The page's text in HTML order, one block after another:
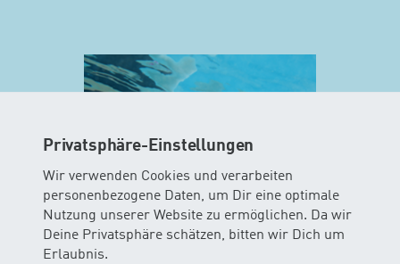
Privatsphäre-Einstellungen
Wir verwenden Cookies und verarbeiten
personenbezogene Daten, um Dir eine optimale
Nutzung unserer Website zu ermöglichen. Da wir
Deine Privatsphäre schätzen, bitten wir Dich um
Erlaubnis.